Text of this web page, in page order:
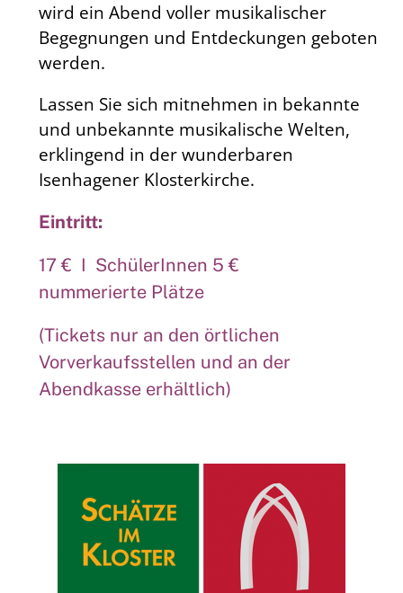
wird ein Abend voller musikalischer
Begegnungen und Entdeckungen geboten
werden.
Lassen Sie sich mitnehmen in bekannte
und unbekannte musikalische Welten,
erklingend in der wunderbaren
Isenhagener Klosterkirche.
Eintritt:
17 € I SchülerInnen 5 €
nummerierte Plätze
(Tickets nur an den örtlichen
Vorverkaufsstellen und an der
Abendkasse erhältlich)